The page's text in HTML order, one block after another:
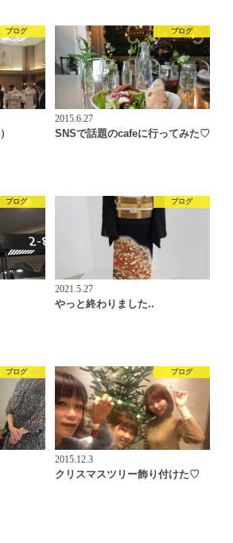
ブログ ブログ
2015.6.27
SNSで話題のcafeに行ってみた♡
ブログ ブログ
2021.5.27
やっと終わりました..
ブログ ブログ
2015.12.3
クリスマスツリー飾り付けた♡